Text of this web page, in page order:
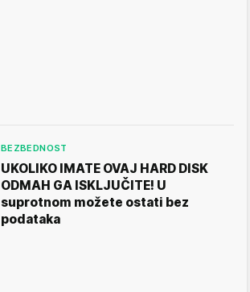
BEZBEDNOST
UKOLIKO IMATE OVAJ HARD DISK
ODMAH GA ISKLJUČITE! U
suprotnom možete ostati bez
podataka